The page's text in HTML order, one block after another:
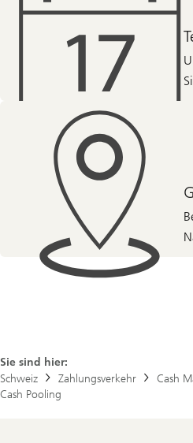
Sie sind hier:
Schweiz
Zahlungsverkehr
Cash
Cash Pooling